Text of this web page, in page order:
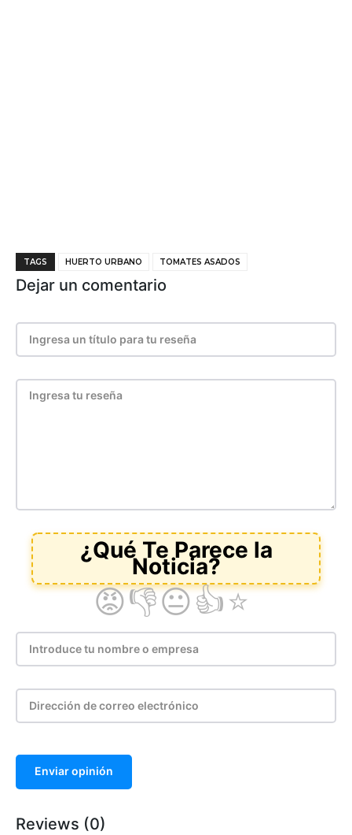
TAGS HUERTO URBANO TOMATES ASADOS
Dejar un comentario
Enviar opinión
Reviews (0)